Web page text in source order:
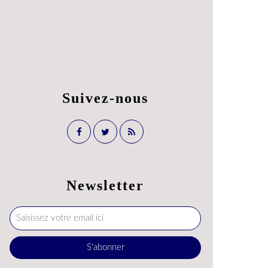
Newsletter
Suivez-nous